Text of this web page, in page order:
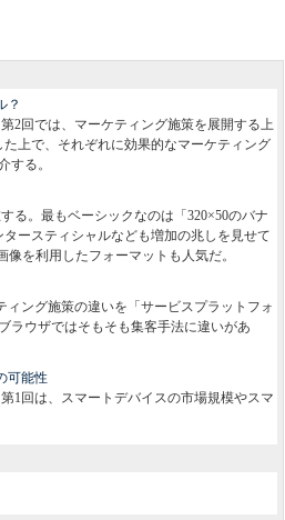
？
2回では、マーケティング施策を展開する上
上で、それぞれに効果的なマーケティング
する。
る。最もベーシックなのは「320×50のバナ
ースティシャルなども増加の兆しを見せて
を利用したフォーマットも人気だ。
ング施策の違いを「サービスプラットフォ
ラウザではそもそも集客手法に違いがあ
可能性
1回は、スマートデバイスの市場規模やスマ